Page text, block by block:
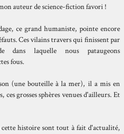
auteur de science-fiction favori !
, ce grand humaniste, pointe encore
Ces vilains travers qui finissent par
dans laquelle nous pataugeons
fous.
(une bouteille à la mer), il a mis en
ces grosses sphères venues d'ailleurs. Et
histoire sont tout à fait d'actualité,